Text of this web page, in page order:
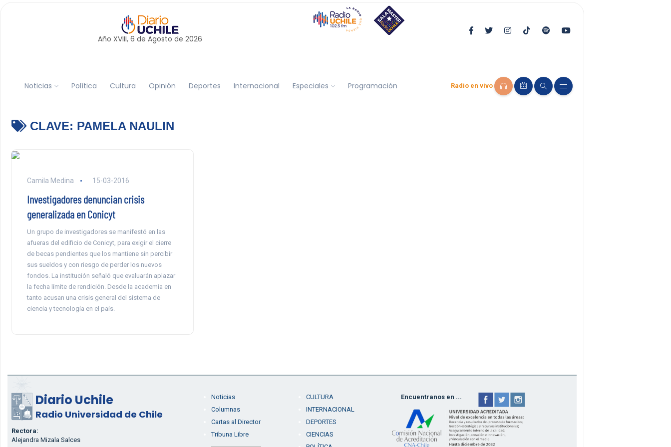
Año XVIII, 6 de Agosto de 2026
Noticias Política Cultura Opinión Deportes Internacional Especiales Programación Radio en vivo
CLAVE: PAMELA NAULIN
Camila Medina 15-03-2016
Investigadores denuncian crisis
generalizada en Conicyt
Un grupo de investigadores se manifestó en las
afueras del edificio de Conicyt, para exigir el cierre
de becas pendientes que los mantiene sin percibir
sus sueldos y con riesgo de perder los nuevos
fondos. La institución señaló que evaluarán aplazar
la fecha límite de rendición. Desde la academia en
tanto acusan una crisis general del sistema de
ciencia y tecnología en el país.
Diario Uchile
Radio Universidad de Chile
Rectora:
Alejandra Mizala Salces
Noticias
Columnas
Cartas al Director
Tribuna Libre
CULTURA
INTERNACIONAL
DEPORTES
CIENCIAS
Encuentranos en ...